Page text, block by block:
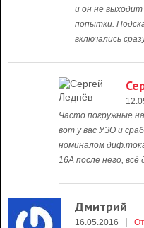
и он не
попытки.
включались
Часто погружные
вот у вас УЗО и
номиналом
16А после него,
Дмитрий
16.05.2016 |